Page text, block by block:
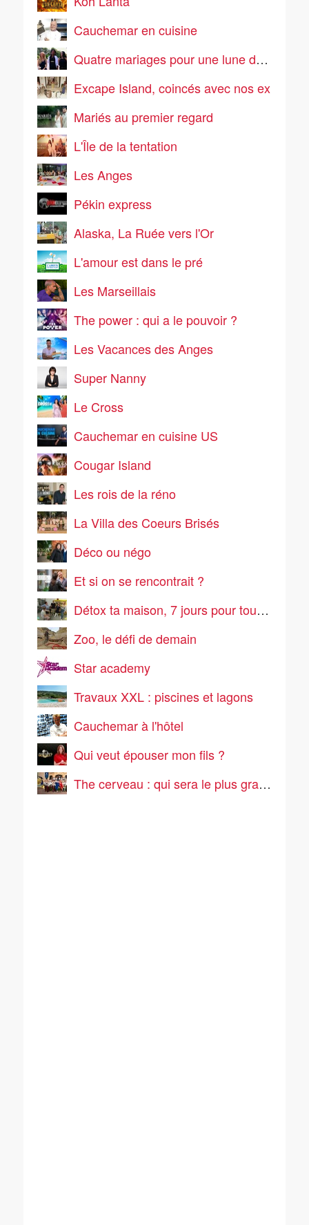
Cauchemar en cuisine
Quatre mariages pour une lune de miel
Excape Island, coincés avec nos ex
Mariés au premier regard
L'Île de la tentation
Les Anges
Pékin express
Alaska, La Ruée vers l'Or
L'amour est dans le pré
Les Marseillais
The power : qui a le pouvoir ?
Les Vacances des Anges
Super Nanny
Le Cross
Cauchemar en cuisine US
Cougar Island
Les rois de la réno
La Villa des Coeurs Brisés
Déco ou négo
Et si on se rencontrait ?
Détox ta maison, 7 jours pour tout ranger
Zoo, le défi de demain
Star academy
Travaux XXL : piscines et lagons
Cauchemar à l'hôtel
Qui veut épouser mon fils ?
The cerveau : qui sera le plus grand cerveau de la télé-réalité ?